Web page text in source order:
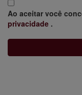
Ao aceitar você
privacidade .